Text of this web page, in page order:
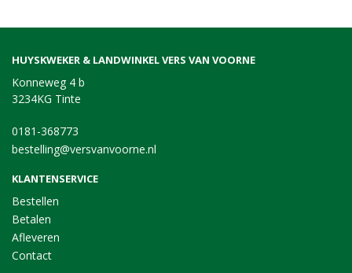
HUYSKWEKER & LANDWINKEL VERS VAN VOORNE
Konneweg 4 b
3234KG Tinte
0181-368773
bestelling@versvanvoorne.nl
KLANTENSERVICE
Bestellen
Betalen
Afleveren
Contact